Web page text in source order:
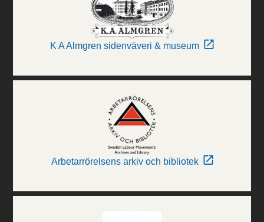
K A Almgren sidenväveri & museum
Arbetarrörelsens arkiv och bibliotek